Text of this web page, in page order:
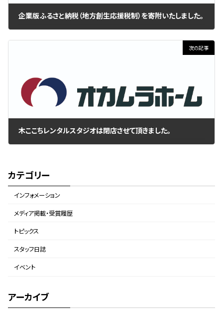
企業版ふるさと納税（地方創生応援税制）を寄附いたしました。
次の記事
木ここちレンタルスタジオは閉店させて頂きました。
カテゴリー
インフォメーション
メディア掲載・受賞履歴
トピックス
スタッフ日誌
イベント
アーカイブ